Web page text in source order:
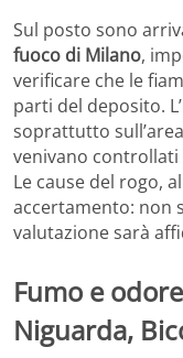
Sul posto sono
fuoco di Milano,
verificare che le
parti del deposito.
soprattutto
venivano controllati
Le cause del rogo,
accertamento: non
valutazione sarà
Fumo e
Niguarda,